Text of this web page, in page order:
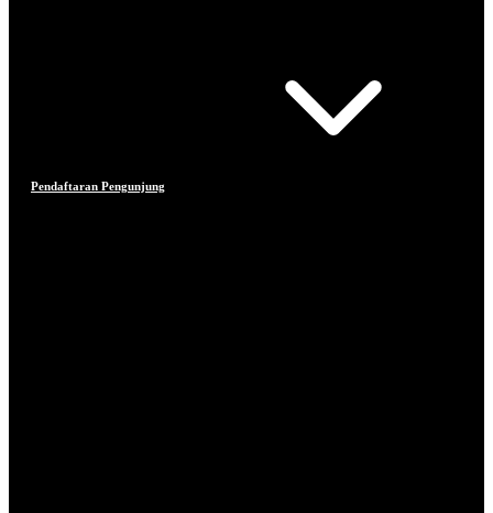
Pendaftaran Pengunjung